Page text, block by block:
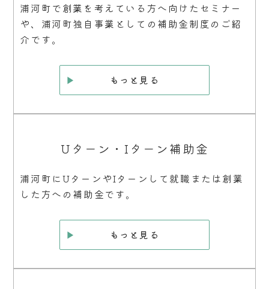
浦河町で創業を考えている方へ向けたセミナー
や、浦河町独自事業としての補助金制度のご紹
介です。
もっと見る
Uターン・Iターン補助金
浦河町にUターンやIターンして就職または創業
した方への補助金です。
もっと見る